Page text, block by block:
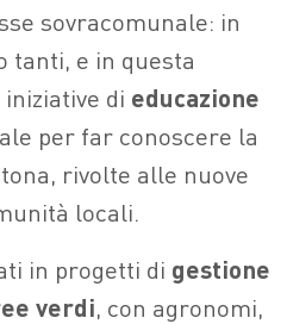
sovracomunale: in
tanti, e in questa
di educazione
per far conoscere la
rivolte alle nuove
locali.
in progetti di gestione
verdi, con agronomi,